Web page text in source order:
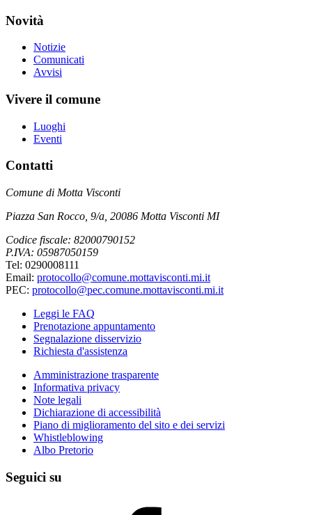
Novità
Notizie
Comunicati
Avvisi
Vivere il comune
Luoghi
Eventi
Contatti
Comune di Motta Visconti
Piazza San Rocco, 9/a, 20086 Motta Visconti MI
Codice fiscale: 82000790152
P.IVA: 05987050159
Tel: 0290008111
Email: protocollo@comune.mottavisconti.mi.it
PEC: protocollo@pec.comune.mottavisconti.mi.it
Leggi le FAQ
Prenotazione appuntamento
Segnalazione disservizio
Richiesta d'assistenza
Amministrazione trasparente
Informativa privacy
Note legali
Dichiarazione di accessibilità
Piano di miglioramento del sito e dei servizi
Whistleblowing
Albo Pretorio
Seguici su